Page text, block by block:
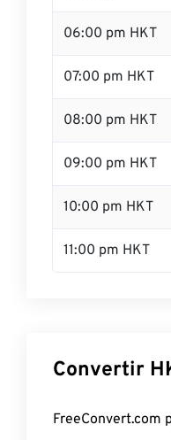
06:00 pm HKT
07:00 pm HKT
08:00 pm HKT
09:00 pm HKT
10:00 pm HKT
11:00 pm HKT
Convertir
FreeConvert.com